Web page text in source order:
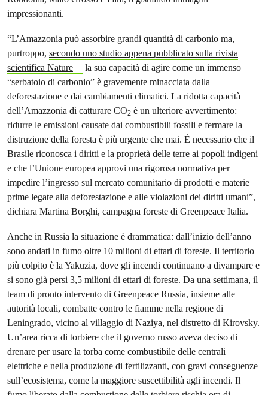
impressionanti.
“L’Amazzonia può assorbire grandi quantità di carbonio ma,
purtroppo, secondo uno studio appena pubblicato sulla rivista
scientifica Nature
la sua capacità di agire come un immenso
“serbatoio di carbonio” è gravemente minacciata dalla
deforestazione e dai cambiamenti climatici. La ridotta capacità
dell’Amazzonia di catturare CO2 è un ulteriore avvertimento:
ridurre le emissioni causate dai combustibili fossili e fermare la
distruzione della foresta è più urgente che mai. È necessario che il
Brasile riconosca i diritti e la proprietà delle terre ai popoli indigeni
e che l’Unione europea approvi una rigorosa normativa per
impedire l’ingresso sul mercato comunitario di prodotti e materie
prime legate alla deforestazione e alle violazioni dei diritti umani”,
dichiara Martina Borghi, campagna foreste di Greenpeace Italia.
Anche in Russia la situazione è drammatica: dall’inizio dell’anno
sono andati in fumo oltre 10 milioni di ettari di foreste. Il territorio
più colpito è la Yakuzia, dove gli incendi continuano a divampare e
si sono già persi 3,5 milioni di ettari di foreste. Da una settimana, il
team di pronto intervento di Greenpeace Russia, insieme alle
autorità locali, combatte contro le fiamme nella regione di
Leningrado, vicino al villaggio di Naziya, nel distretto di Kirovsky.
Un’area ricca di torbiere che il governo russo aveva deciso di
drenare per usare la torba come combustibile delle centrali
elettriche e nella produzione di fertilizzanti, con gravi conseguenze
sull’ecosistema, come la maggiore suscettibilità agli incendi. Il